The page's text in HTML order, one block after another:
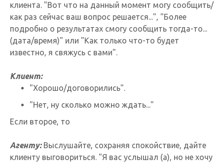
клиента. "Вот что на данный момент могу сообщить/
как раз сейчас ваш вопрос решается...", "Более
подробно о результатах смогу сообщить тогда-то...
(дата/время)" или "Как только что-то будет
известно, я свяжусь с вами".
Клиент:
"Хорошо/договорились".
"Нет, ну сколько можно ждать..."
Если второе, то
Агенту:Выслушайте, сохраняя спокойствие, дайте
клиенту выговориться. "Я вас услышал (а), но не хочу